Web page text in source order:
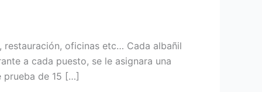
restauración, oficinas etc… Cada albañil
a cada puesto, se le asignara una
prueba de 15 […]